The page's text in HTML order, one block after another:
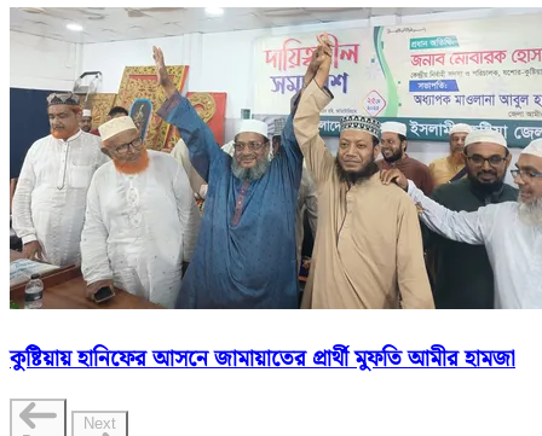
কুষ্টিয়ায় হানিফের আসনে জামায়াতের প্রার্থী মুফতি আমীর হামজা